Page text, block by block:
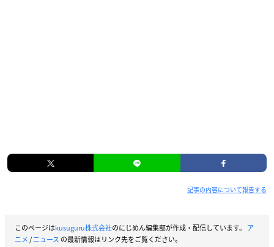
記事の内容について報告する
このページはkusuguru株式会社のにじめん編集部が作成・配信しています。 ア
ニメ/ニュース の最新情報はリンク先をご覧ください。